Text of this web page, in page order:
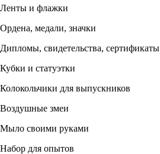
Ленты и флажки
Ордена, медали, значки
Дипломы, свидетельства, сертификаты
Кубки и статуэтки
Колокольчики для выпускников
Воздушные змеи
Мыло своими руками
Набор для опытов